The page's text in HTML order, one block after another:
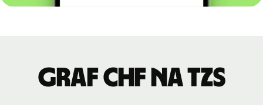
graf CHF na TZS